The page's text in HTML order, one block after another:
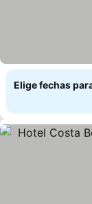
Elige fechas